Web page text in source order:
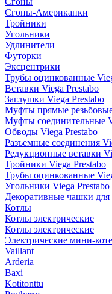
Сгоны-Американки
Тройники
Угольники
Удлинители
Футорки
Эксцентрики
Трубы оцинкованные
Вставки Viega Prestabo
Заглушки Viega Prestabo
Муфты прямые
Муфты соединительные
Обводы Viega Prestabo
Разъемные соединения
Редукционные вставки
Тройники Viega Prestabo
Трубы оцинкованные
Угольники Viega Prestabo
Декоративные чашки для
Котлы
Котлы электрические
Котлы электрические
Электрические мини-
Vaillant
Arderia
Baxi
Kotitonttu